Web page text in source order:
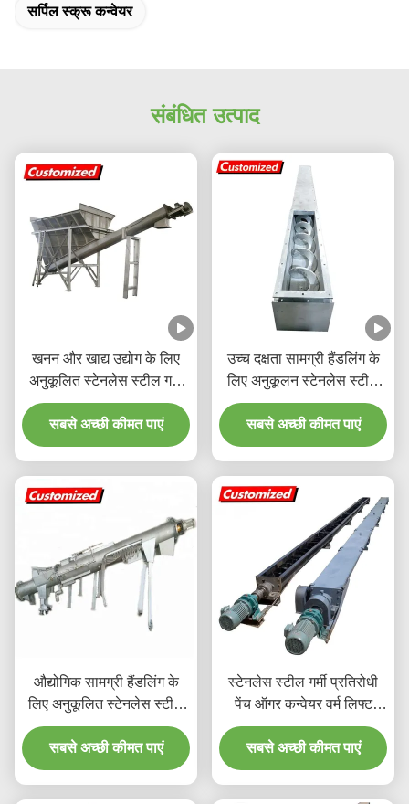
सर्पिल स्क्रू कन्वेयर
संबंधित उत्पाद
खनन और खाद्य उद्योग के लिए
अनुकूलित स्टेनलेस स्टील गर्मी
प्रतिरोधी पेंच कन्वेयर लचीला
ऑगर कन्वेयर
सबसे अच्छी कीमत पाएं
उच्च दक्षता सामग्री हैंडलिंग के
लिए अनुकूलन स्टेनलेस स्टील
शाफ्टलेस पेंच कन्वेयर
सबसे अच्छी कीमत पाएं
औद्योगिक सामग्री हैंडलिंग के
लिए अनुकूलित स्टेनलेस स्टील
गर्मी प्रतिरोधी पेंच ऑगर कन्वेयर
सबसे अच्छी कीमत पाएं
स्टेनलेस स्टील गर्मी प्रतिरोधी
पेंच ऑगर कन्वेयर वर्म लिफ्ट
अनुकूलित आयामों के साथ
सबसे अच्छी कीमत पाएं